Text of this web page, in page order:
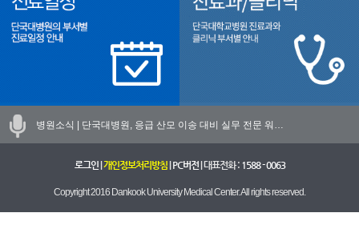
병원소식 | 단국대병원, 응급 산모 이송 대비 실무 전문 워…
로그인| 개인정보처리방침| PC버전| 대표전화 : 1588 - 0063
Copyright 2016 Dankook University Medical Center. All rights reserved.